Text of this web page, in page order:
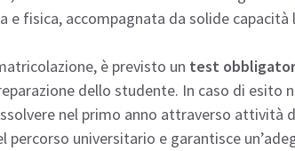
e fisica, accompagnata da solide
è previsto un test
dello studente. In caso di
nel primo anno attraverso
percorso universitario e garantisce